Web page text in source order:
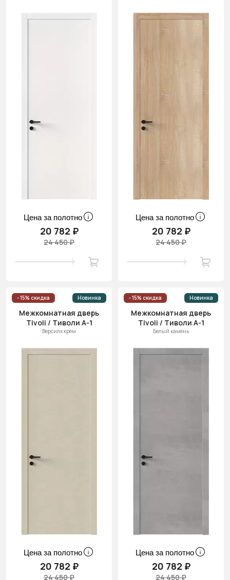
Цена за полотно
20 782 ₽
24 450 ₽
Цена за полотно
20 782 ₽
24 450 ₽
- 15% скидка Новинка
Межкомнатная дверь
Tivoli / Тиволи А-1
Версилк крем
Цена за полотно
20 782 ₽
24 450 ₽
- 15% скидка Новинка
Межкомнатная дверь
Tivoli / Тиволи А-1
Белый камень
Цена за полотно
20 782 ₽
24 450 ₽